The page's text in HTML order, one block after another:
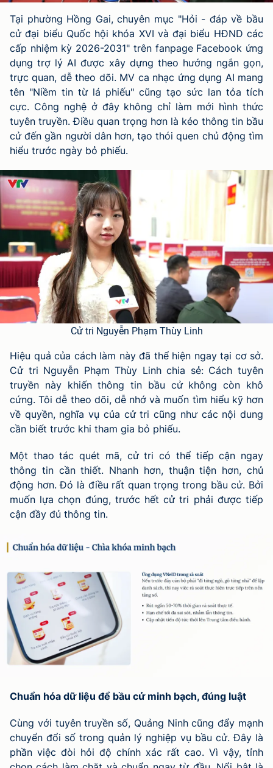
Tại phường Hồng Gai, chuyên mục "Hỏi - đáp về bầu
cử đại biểu Quốc hội khóa XVI và đại biểu HĐND các
cấp nhiệm kỳ 2026-2031" trên fanpage Facebook ứng
dụng trợ lý AI được xây dựng theo hướng ngắn gọn,
trực quan, dễ theo dõi. MV ca nhạc ứng dụng AI mang
tên "Niềm tin từ lá phiếu" cũng tạo sức lan tỏa tích
cực. Công nghệ ở đây không chỉ làm mới hình thức
tuyên truyền. Điều quan trọng hơn là kéo thông tin bầu
cử đến gần người dân hơn, tạo thói quen chủ động tìm
hiểu trước ngày bỏ phiếu.
Cử tri Nguyễn Phạm Thùy Linh
Hiệu quả của cách làm này đã thể hiện ngay tại cơ sở.
Cử tri Nguyễn Phạm Thùy Linh chia sẻ: Cách tuyên
truyền này khiến thông tin bầu cử không còn khô
cứng. Tôi dễ theo dõi, dễ nhớ và muốn tìm hiểu kỹ hơn
về quyền, nghĩa vụ của cử tri cũng như các nội dung
cần biết trước khi tham gia bỏ phiếu.
Một thao tác quét mã, cử tri có thể tiếp cận ngay
thông tin cần thiết. Nhanh hơn, thuận tiện hơn, chủ
động hơn. Đó là điều rất quan trọng trong bầu cử. Bởi
muốn lựa chọn đúng, trước hết cử tri phải được tiếp
cận đầy đủ thông tin.
Chuẩn hóa dữ liệu để bầu cử minh bạch, đúng luật
Cùng với tuyên truyền số, Quảng Ninh cũng đẩy mạnh
chuyển đổi số trong quản lý nghiệp vụ bầu cử. Đây là
phần việc đòi hỏi độ chính xác rất cao. Vì vậy, tỉnh